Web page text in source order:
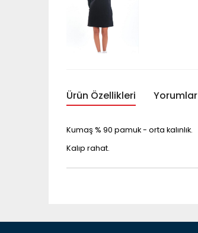
Ürün Özellikleri Yorumlar
Kumaş % 90 pamuk - orta kalınlık.
Kalıp rahat.